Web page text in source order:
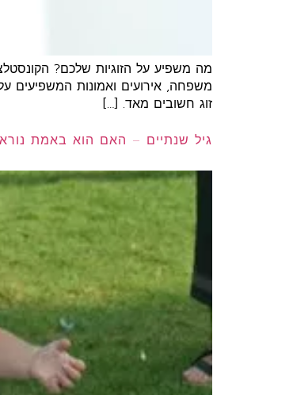
מה משפיע על הזוגיות שלכם?
משפחה, אירועים ואמונות המשפיעים על
זוג חשובים מאד. […]
גיל שנתיים – האם הוא באמת